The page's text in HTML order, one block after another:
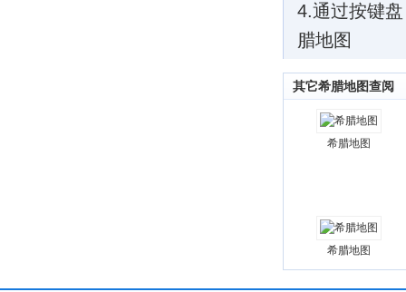
4.通过按键
腊地图
其它希腊地图查阅
希腊地图
希腊地图